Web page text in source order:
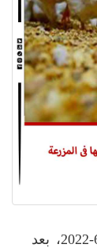
اليوم الاثنين 20-6-2022، بعد